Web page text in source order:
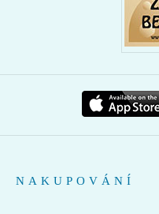
NAKUPOVÁNÍ